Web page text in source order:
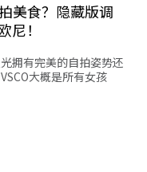
美食？隐藏版调
！
拥有完美的自拍姿势还
大概是所有女孩